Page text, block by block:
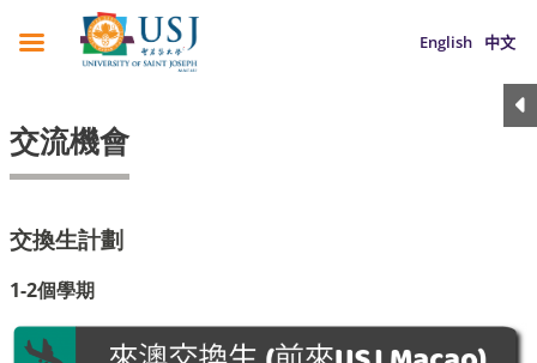
English 中文
交流機會
交換生計劃
1-2個學期